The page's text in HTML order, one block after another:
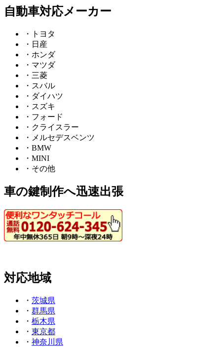
自動車対応メーカー
・トヨタ
・日産
・ホンダ
・マツダ
・三菱
・スバル
・ダイハツ
・スズキ
・フォード
・クライスラー
・メルセデスベンツ
・BMW
・MINI
・その他
車の鍵制作へ迅速出張
対応地域
・ 茨城県
・ 群馬県
・ 栃木県
・ 東京都
・ 神奈川県